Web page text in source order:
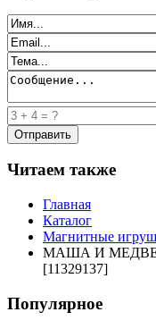
Читаем также
Главная
Каталог
Магнитные
МАША И МЕДВЕДЬ
[11329137]
Популярное